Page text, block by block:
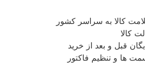
کالا به سراسر کشور
کالا
قبل و بعد از خرید
ها و تنظیم فاکتور